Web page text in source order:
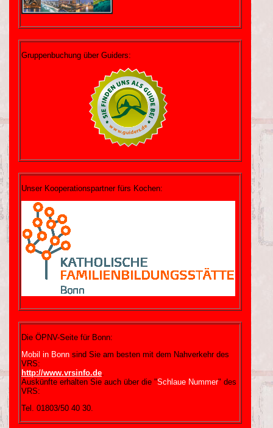
Gruppenbuchung über Guiders:
Unser Kooperationspartner fürs Kochen:
Die ÖPNV-Seite für Bonn:
Mobil in Bonn sind Sie am besten mit dem Nahverkehr des
VRS:
http://www.vrsinfo.de.
Auskünfte erhalten Sie auch über die "Schlaue Nummer" des
VRS:
Tel. 01803/50 40 30.